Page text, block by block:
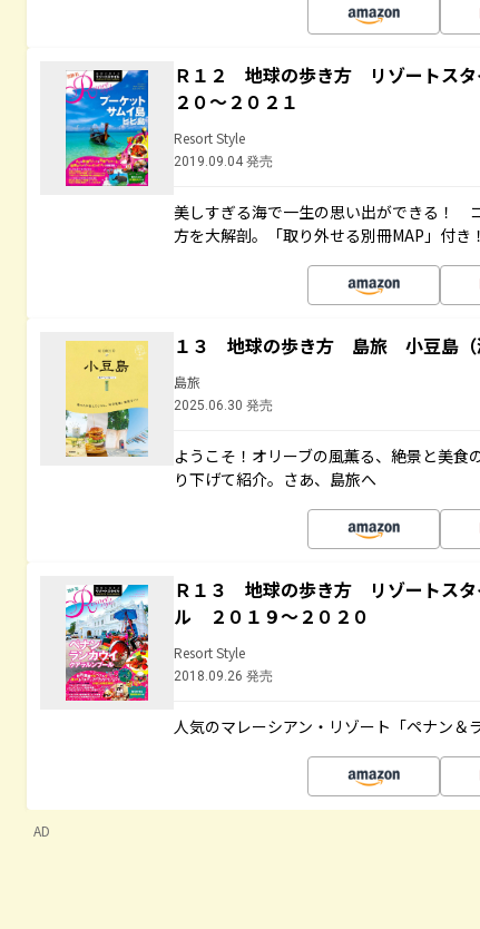
Ｒ１２ 地球の歩き方 リゾートス
２０～２０２１
Resort Style
2019.09.04 発売
美しすぎる海で一生の思い出ができる！
方を大解剖。「取り外せる別冊MAP」付き！
１３ 地球の歩き方 島旅 小豆島
島旅
2025.06.30 発売
ようこそ！オリーブの風薫る、絶景と美
り下げて紹介。さあ、島旅へ
Ｒ１３ 地球の歩き方 リゾートス
ル ２０１９～２０２０
Resort Style
2018.09.26 発売
人気のマレーシアン・リゾート「ペナン＆
AD